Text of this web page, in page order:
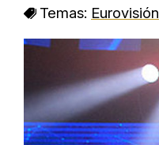
Temas: Eurovisión